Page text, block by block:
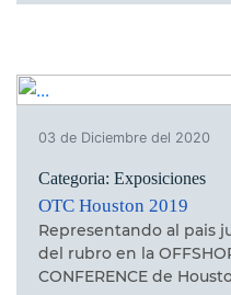
03 de Diciembre del 2020
Categoria: Exposiciones
OTC Houston 2019
Representando al pais
del rubro en la
CONFERENCE de